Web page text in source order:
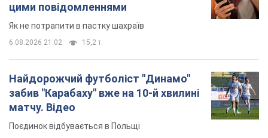
цими повідомленнями
Як не потрапити в пастку шахраїв
6.08.2026 21:02 15,2 т.
Найдорожчий футболіст "Динамо"
забив "Карабаху" вже на 10-й хвилині
матчу. Відео
Поєдинок відбувається в Польщі